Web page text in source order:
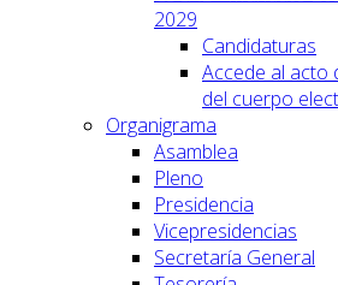
2029
Candidaturas
Accede al acto
del cuerpo
Organigrama
Asamblea
Pleno
Presidencia
Vicepresidencias
Secretaría General